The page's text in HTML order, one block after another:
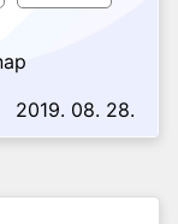
2019. 08. 28.